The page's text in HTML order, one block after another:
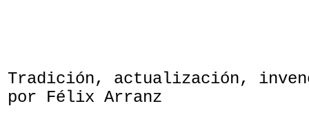
Tradición, actualización,
por Félix Arranz